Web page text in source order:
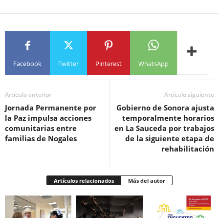
Facebook Twitter Pinterest WhatsApp
Artículo anterior
Jornada Permanente por
la Paz impulsa acciones
comunitarias entre
familias de Nogales
Artículo siguiente
Gobierno de Sonora ajusta
temporalmente horarios
en La Sauceda por trabajos
de la siguiente etapa de
rehabilitación
Artículos relacionados Más del autor